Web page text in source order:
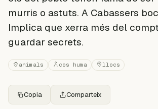
murris o astuts. A Cabassers
Implica que xerra més del
guardar secrets.
animals cos huma llocs
Copia Comparteix